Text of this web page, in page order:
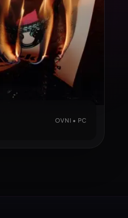
OVNI • PC